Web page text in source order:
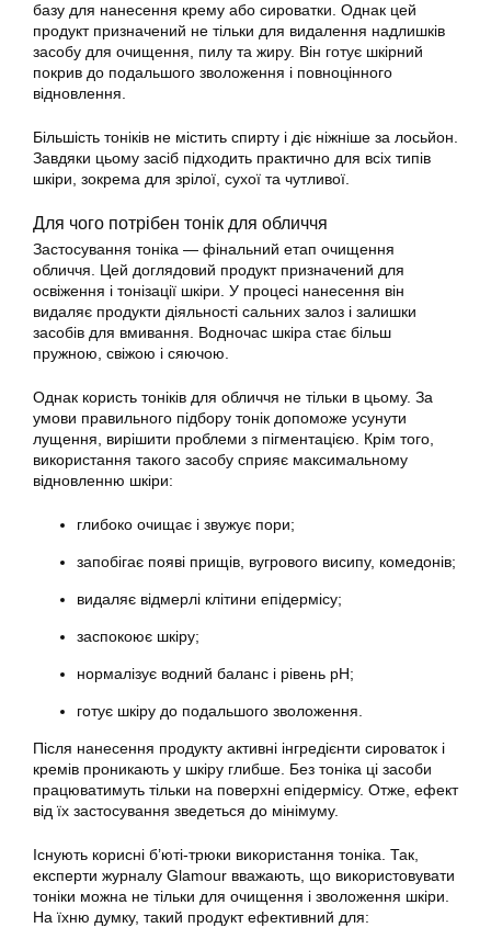
базу для нанесення крему або сироватки. Однак цей
продукт призначений не тільки для видалення надлишків
засобу для очищення, пилу та жиру. Він готує шкірний
покрив до подальшого зволоження і повноцінного
відновлення.
Більшість тоніків не містить спирту і діє ніжніше за лосьйон.
Завдяки цьому засіб підходить практично для всіх типів
шкіри, зокрема для зрілої, сухої та чутливої.
Для чого потрібен тонік для обличчя
Застосування тоніка — фінальний етап очищення
обличчя. Цей доглядовий продукт призначений для
освіження і тонізації шкіри. У процесі нанесення він
видаляє продукти діяльності сальних залоз і залишки
засобів для вмивання. Водночас шкіра стає більш
пружною, свіжою і сяючою.
Однак користь тоніків для обличчя не тільки в цьому. За
умови правильного підбору тонік допоможе усунути
лущення, вирішити проблеми з пігментацією. Крім того,
використання такого засобу сприяє максимальному
відновленню шкіри:
глибоко очищає і звужує пори;
запобігає появі прищів, вугрового висипу, комедонів;
видаляє відмерлі клітини епідермісу;
заспокоює шкіру;
нормалізує водний баланс і рівень pH;
готує шкіру до подальшого зволоження.
Після нанесення продукту активні інгредієнти сироваток і
кремів проникають у шкіру глибше. Без тоніка ці засоби
працюватимуть тільки на поверхні епідермісу. Отже, ефект
від їх застосування зведеться до мінімуму.
Існують корисні б’юті-трюки використання тоніка. Так,
експерти журналу Glamour вважають, що використовувати
тоніки можна не тільки для очищення і зволоження шкіри.
На їхню думку, такий продукт ефективний для: